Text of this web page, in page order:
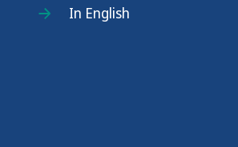
In English